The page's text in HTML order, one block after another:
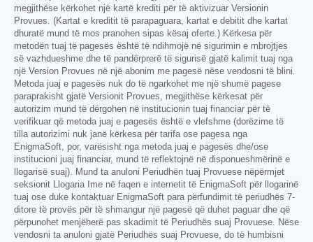
megjithëse kërkohet një kartë krediti për të aktivizuar Versionin
Provues. (Kartat e kreditit të parapaguara, kartat e debitit dhe kartat
dhuratë mund të mos pranohen sipas kësaj oferte.) Kërkesa për
metodën tuaj të pagesës është të ndihmojë në sigurimin e mbrojtjes
së vazhdueshme dhe të pandërprerë të sigurisë gjatë kalimit tuaj nga
një Version Provues në një abonim me pagesë nëse vendosni të blini.
Metoda juaj e pagesës nuk do të ngarkohet me një shumë pagese
paraprakisht gjatë Versionit Provues, megjithëse kërkesat për
autorizim mund të dërgohen në institucionin tuaj financiar për të
verifikuar që metoda juaj e pagesës është e vlefshme (dorëzime të
tilla autorizimi nuk janë kërkesa për tarifa ose pagesa nga
EnigmaSoft, por, varësisht nga metoda juaj e pagesës dhe/ose
institucioni juaj financiar, mund të reflektojnë në disponueshmërinë e
llogarisë suaj). Mund ta anuloni Periudhën tuaj Provuese nëpërmjet
seksionit Llogaria Ime në faqen e internetit të EnigmaSoft për llogarinë
tuaj ose duke kontaktuar EnigmaSoft para përfundimit të periudhës 7-
ditore të provës për të shmangur një pagesë që duhet paguar dhe që
përpunohet menjëherë pas skadimit të Periudhës suaj Provuese. Nëse
vendosni ta anuloni gjatë Periudhës suaj Provuese, do të humbisni